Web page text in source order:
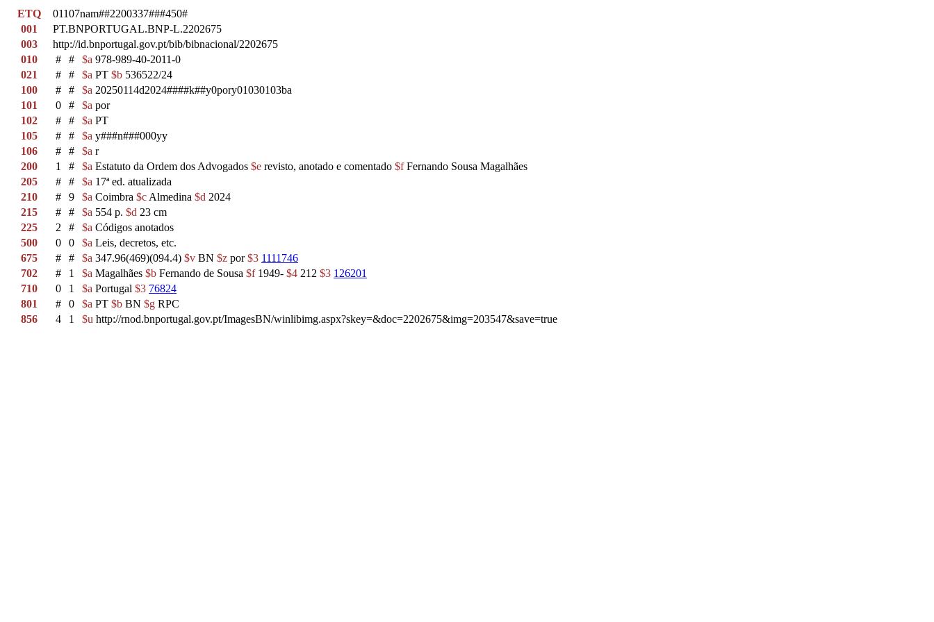
ETQ
01107nam##2200337###450#
001
PT.BNPORTUGAL.BNP-L.2202675
003
http://id.bnportugal.gov.pt/bib/bibnacional/2202675
010
# # $a 978-989-40-2011-0
021
# # $a PT $b 536522/24
100
# # $a 20250114d2024####k##y0pory01030103ba
101
0 # $a por
102
# # $a PT
105
# # $a y###n###000yy
106
# # $a r
200
1 # $a Estatuto da Ordem dos Advogados $e revisto, anotado e comentado $fFernando Sousa Magalhães
205
# # $a 17ª ed. atualizada
210
# 9 $a Coimbra $c Almedina $d 2024
215
# # $a 554 p. $d 23 cm
225
2 # $a Códigos anotados
500
0 0 $a Leis, decretos, etc.
675
# # $a 347.96(469)(094.4) $v BN $z por$3 1111746
702
# 1 $a Magalhães $b Fernando de Sousa $f1949- $4 212 $3 126201
710
0 1 $a Portugal $3 76824
801
# 0 $a PT $b BN $g RPC
856
4 1 $u http://rnod.bnportugal.gov.pt/ImagesBN/winlibimg.aspx?skey=&doc=2202675&img=203547&save=true